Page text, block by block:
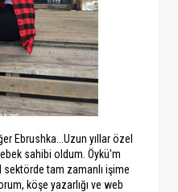
Ebrushka...Uzun yıllar özel
sahibi oldum. Öykü'm
sektörde tam zamanlı işime
köşe yazarlığı ve web